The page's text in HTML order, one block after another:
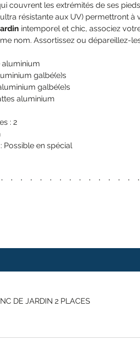
couvrent les extrémités de ses
résistante aux UV) permettront
intemporel et chic, associez
nom. Assortissez ou dépareillez-
galbé(e)s
galbé(e)s
aluminium
: 2
Possible en spécial
DE JARDIN 2 PLACES